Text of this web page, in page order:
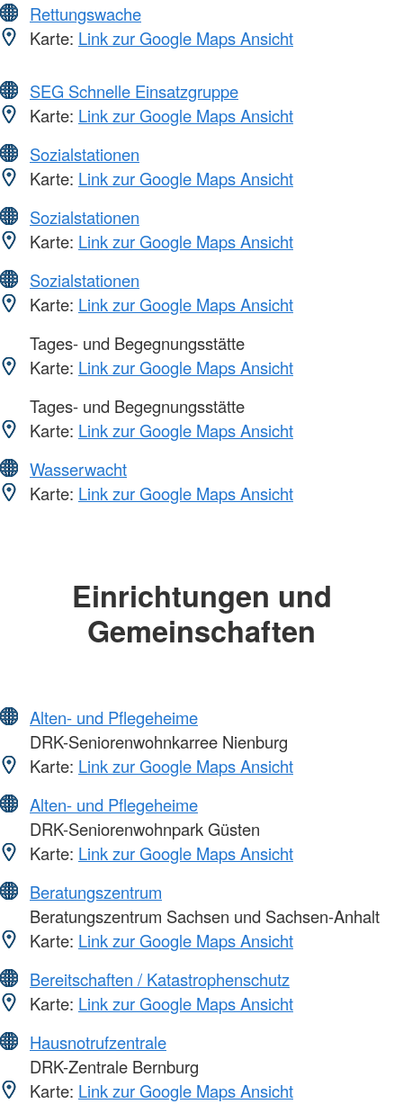
Rettungswache
Karte: Link zur Google Maps Ansicht
SEG Schnelle Einsatzgruppe
Karte: Link zur Google Maps Ansicht
Sozialstationen
Karte: Link zur Google Maps Ansicht
Sozialstationen
Karte: Link zur Google Maps Ansicht
Sozialstationen
Karte: Link zur Google Maps Ansicht
Tages- und Begegnungsstätte
Karte: Link zur Google Maps Ansicht
Tages- und Begegnungsstätte
Karte: Link zur Google Maps Ansicht
Wasserwacht
Karte: Link zur Google Maps Ansicht
Einrichtungen und
Gemeinschaften
Alten- und Pflegeheime
DRK-Seniorenwohnkarree Nienburg
Karte: Link zur Google Maps Ansicht
Alten- und Pflegeheime
DRK-Seniorenwohnpark Güsten
Karte: Link zur Google Maps Ansicht
Beratungszentrum
Beratungszentrum Sachsen und Sachsen-Anhalt
Karte: Link zur Google Maps Ansicht
Bereitschaften / Katastrophenschutz
Karte: Link zur Google Maps Ansicht
Hausnotrufzentrale
DRK-Zentrale Bernburg
Karte: Link zur Google Maps Ansicht